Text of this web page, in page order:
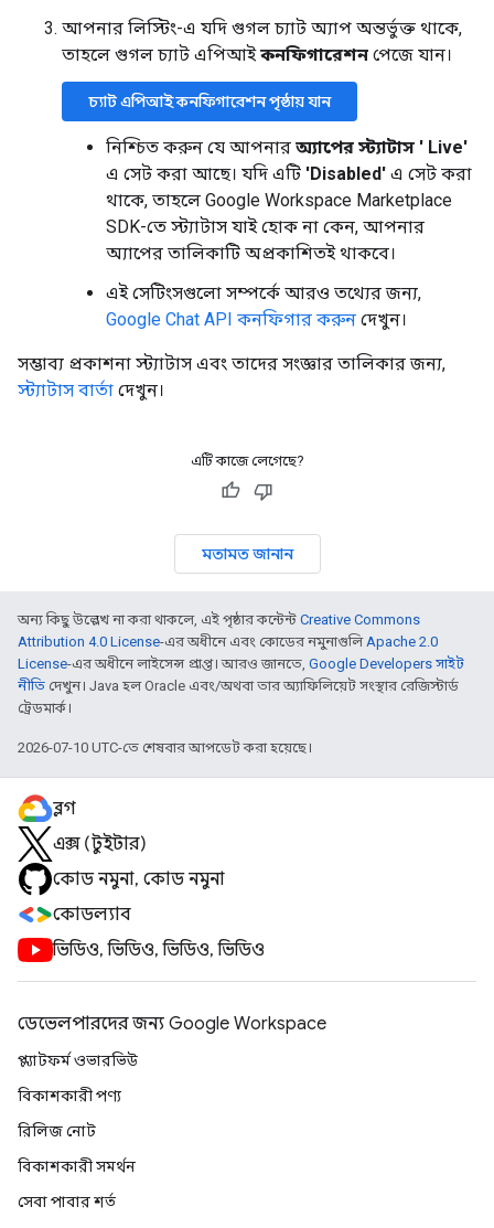
আপনার লিস্টিং-এ যদি গুগল চ্যাট অ্যাপ অন্তর্ভুক্ত থাকে,
তাহলে গুগল চ্যাট এপিআইকনফিগারেশন পেজে যান।
চ্যাট এপিআই কনফিগারেশন পৃষ্ঠায় যান
নিশ্চিত করুন যে আপনার অ্যাপের স্ট্যাটাস ' Live'
এ সেট করা আছে। যদি এটি 'Disabled' এ সেট করা
থাকে, তাহলে Google Workspace Marketplace
SDK-তে স্ট্যাটাস যাই হোক না কেন, আপনার
অ্যাপের তালিকাটি অপ্রকাশিতই থাকবে।
এই সেটিংসগুলো সম্পর্কে আরও তথ্যের জন্য,
Google Chat API কনফিগার করুন দেখুন।
সম্ভাব্য প্রকাশনা স্ট্যাটাস এবং তাদের সংজ্ঞার তালিকার জন্য,
স্ট্যাটাস বার্তা দেখুন।
এটি কাজে লেগেছে?
মতামত জানান
অন্য কিছু উল্লেখ না করা থাকলে, এই পৃষ্ঠার কন্টেন্ট Creative Commons
Attribution 4.0 License-এর অধীনে এবং কোডের নমুনাগুলিApache 2.0
License-এর অধীনে লাইসেন্স প্রাপ্ত। আরও জানতে, Google Developers সাইট
নীতি দেখুন। Java হল Oracle এবং/অথবা তার অ্যাফিলিয়েট সংস্থার রেজিস্টার্ড
ট্রেডমার্ক।
2026-07-10 UTC-তে শেষবার আপডেট করা হয়েছে।
ব্লগ
এক্স (টুইটার)
কোড নমুনা, কোড নমুনা
কোডল্যাব
ভিডিও, ভিডিও, ভিডিও, ভিডিও
ডেভেলপারদের জন্য Google Workspace
প্ল্যাটফর্ম ওভারভিউ
বিকাশকারী পণ্য
রিলিজ নোট
বিকাশকারী সমর্থন
সেবা পাবার শর্ত